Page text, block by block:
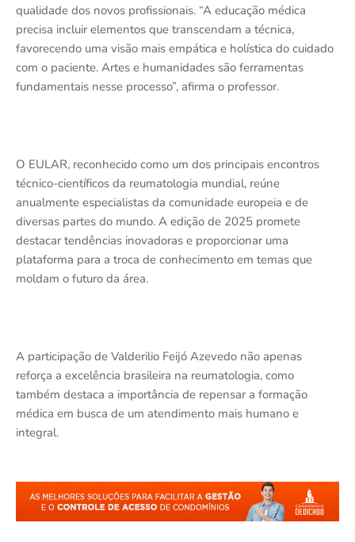
qualidade dos novos profissionais. “A educação médica
precisa incluir elementos que transcendam a técnica,
favorecendo uma visão mais empática e holística do cuidado
com o paciente. Artes e humanidades são ferramentas
fundamentais nesse processo”, afirma o professor.
O EULAR, reconhecido como um dos principais encontros
técnico-científicos da reumatologia mundial, reúne
anualmente especialistas da comunidade europeia e de
diversas partes do mundo. A edição de 2025 promete
destacar tendências inovadoras e proporcionar uma
plataforma para a troca de conhecimento em temas que
moldam o futuro da área.
A participação de Valderilio Feijó Azevedo não apenas
reforça a excelência brasileira na reumatologia, como
também destaca a importância de repensar a formação
médica em busca de um atendimento mais humano e
integral.